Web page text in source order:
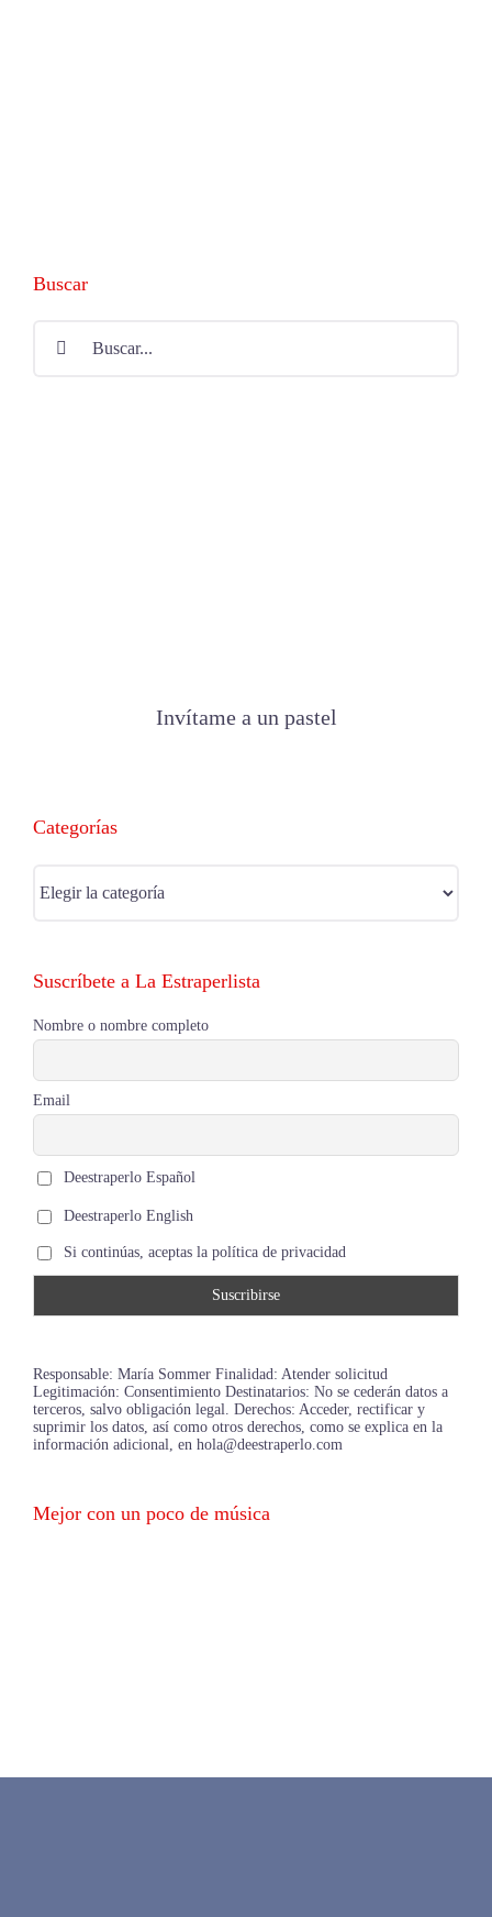
Buscar
Invítame a un pastel
Categorías
Suscríbete a La Estraperlista
Nombre o nombre completo
Email
Deestraperlo Español
Deestraperlo English
Si continúas, aceptas la política de privacidad
Responsable: María Sommer Finalidad: Atender solicitud
Legitimación: Consentimiento Destinatarios: No se cederán datos a
terceros, salvo obligación legal. Derechos: Acceder, rectificar y
suprimir los datos, así como otros derechos, como se explica en la
información adicional, en hola@deestraperlo.com
Mejor con un poco de música